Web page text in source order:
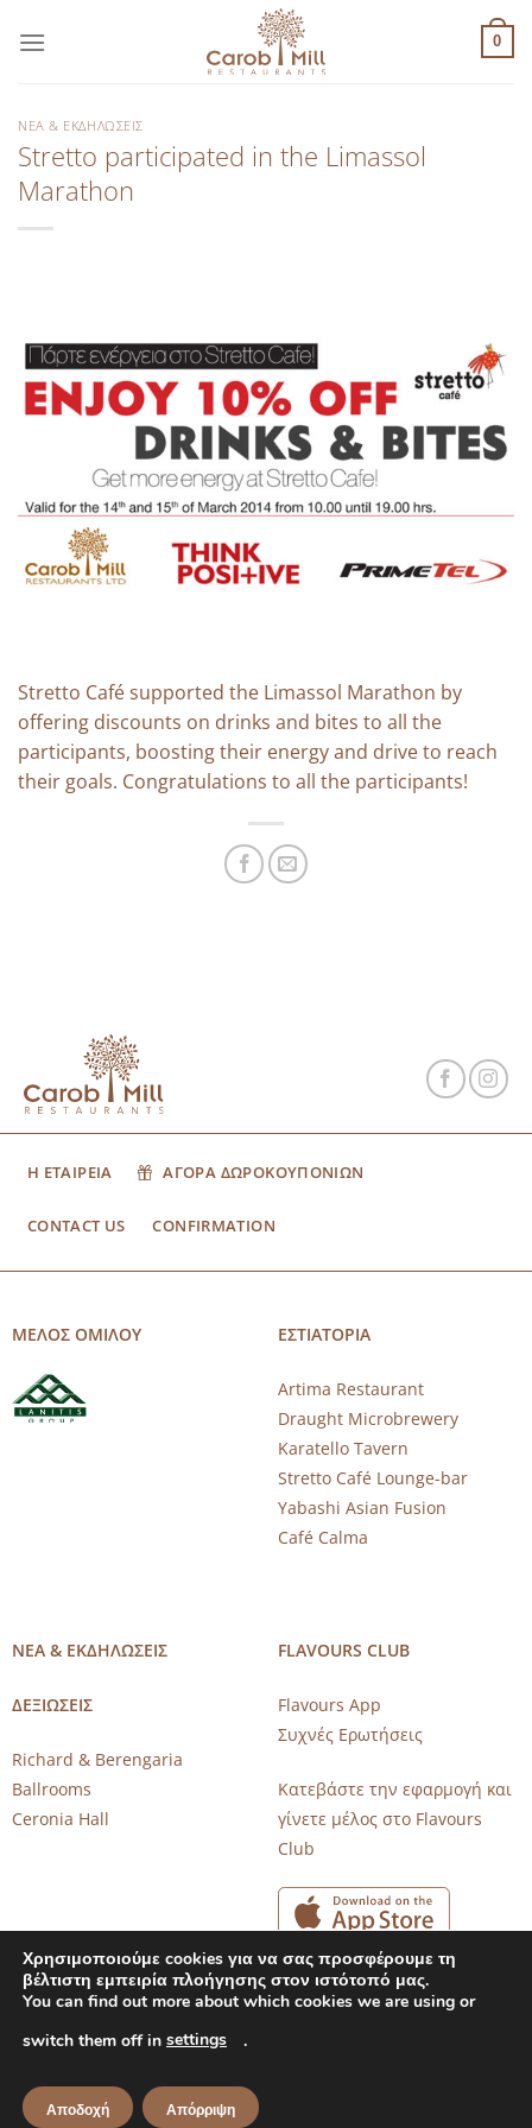
στο
0
ΝΈΑ & ΕΚΔΗΛΏΣΕΙΣ
Stretto participated in the Limassol
Marathon
Stretto Café supported the Limassol Marathon by
offering discounts on drinks and bites to all the
participants, boosting their energy and drive to reach
their goals. Congratulations to all the participants!
Η ΕΤΑΙΡΕΙΑ ΑΓΟΡΑ ΔΩΡΟΚΟΥΠΟΝΙΩΝ
CONTACT US CONFIRMATION
ΜΕΛΟΣ ΟΜΙΛΟΥ ΕΣΤΙΑΤΟΡΙΑ
Artima Restaurant
Draught Microbrewery
Karatello Tavern
Stretto Café Lounge-bar
Yabashi Asian Fusion
Café Calma
ΝΕΑ & ΕΚΔΗΛΩΣΕΙΣ
ΔΕΞΙΩΣΕΙΣ
Richard & Berengaria
Ballrooms
Ceronia Hall
FLAVOURS CLUB
Flavours App
Συχνές Ερωτήσεις
Κατεβάστε την εφαρμογή και
γίνετε μέλος στο Flavours
Club
Copyright 2026 © CAROB MILL RESTAURANTS |
Powered by
Χρησιμοποιούμε cookies για να σας προσφέρουμε τη
βέλτιστη εμπειρία πλοήγησης στον ιστότοπό μας.
You can find out more about which cookies we are using or
switch them off in settings .
Αποδοχή Απόρριψη